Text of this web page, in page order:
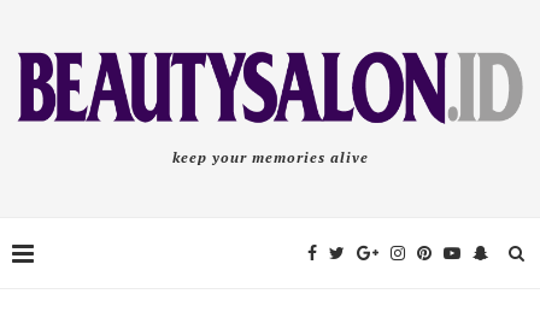
keep your memories alive